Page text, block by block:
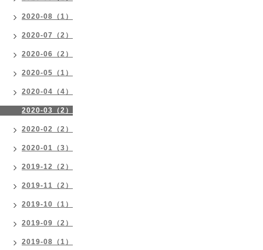
2020-08（1）
2020-07（2）
2020-06（2）
2020-05（1）
2020-04（4）
2020-03（2）
2020-02（2）
2020-01（3）
2019-12（2）
2019-11（2）
2019-10（1）
2019-09（2）
2019-08（1）